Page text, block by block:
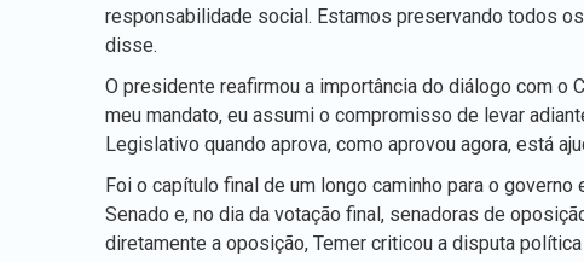
responsabilidade social. Estamos preservando todos
disse.
O presidente reafirmou a importância do diálogo com o
meu mandato, eu assumi o compromisso de levar
Legislativo quando aprova, como aprovou agora, está
Foi o capítulo final de um longo caminho para o
Senado e, no dia da votação final, senadoras de
diretamente a oposição, Temer criticou a disputa